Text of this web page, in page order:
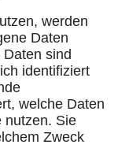
werden
Daten
sind
identifiziert
welche Daten
nutzen. Sie
Zweck